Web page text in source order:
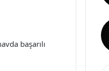
başarılı